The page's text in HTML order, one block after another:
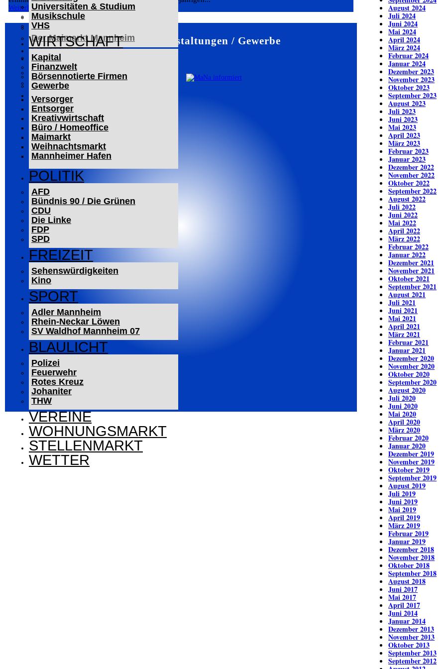
Universitäten & Studium
Musikschule
VHS
WIRTSCHAFT
Kapital
Finanzwelt
Börsennotierte Firmen
Gewerbe
Versorger
Entsorger
Kreativwirtschaft
Büro / Homeoffice
Maimarkt
Weihnachtsmarkt
Mannheimer Hafen
POLITIK
AFD
Bündnis 90 / Die Grünen
CDU
Die Linke
FDP
SPD
FREIZEIT
Sehenswürdigkeiten
Kino
SPORT
Adler Mannheim
Rhein-Neckar Löwen
SV Waldhof Mannheim 07
BLAULICHT
Polizei
Feuerwehr
Rotes Kreuz
Johaniter
THW
VEREINE
WOHNUNGSMARKT
STELLENMARKT
WETTER
Der Mannheimer Wasserturm
Das Technoseum Mannheim
Die Alte Feuerwache
Der Maimarkt Mannheim
LESERBRIEFE
ARCHIV
Das Neueste
Leitartikel
WERBUNG
Weiterlesen
Mannheim – Veranstaltungen / Gewerbe
August 2024
Juli 2024
Juni 2024
Mai 2024
April 2024
März 2024
Februar 2024
Januar 2024
Dezember 2023
November 2023
Oktober 2023
September 2023
August 2023
Juli 2023
Juni 2023
Mai 2023
April 2023
März 2023
Februar 2023
Januar 2023
Dezember 2022
November 2022
Oktober 2022
September 2022
August 2022
Juli 2022
Juni 2022
Mai 2022
April 2022
März 2022
Februar 2022
Januar 2022
Dezember 2021
November 2021
Oktober 2021
September 2021
August 2021
Juli 2021
Juni 2021
Mai 2021
April 2021
März 2021
Februar 2021
Januar 2021
Dezember 2020
November 2020
Oktober 2020
September 2020
August 2020
Juli 2020
Juni 2020
Mai 2020
April 2020
März 2020
Februar 2020
Januar 2020
Dezember 2019
November 2019
Oktober 2019
September 2019
August 2019
Juli 2019
Juni 2019
Mai 2019
April 2019
März 2019
Februar 2019
Januar 2019
Dezember 2018
November 2018
Oktober 2018
September 2018
August 2018
Juni 2017
Mai 2017
April 2017
Juni 2014
Januar 2014
Dezember 2013
November 2013
Oktober 2013
September 2013
September 2012